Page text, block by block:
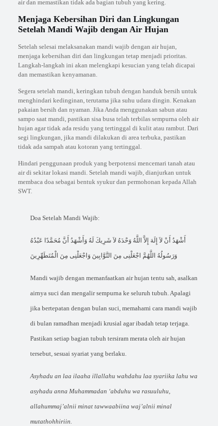
air dan memastikan tidak ada bagian tubuh yang kering.
Menjaga Kebersihan Diri dan Lingkungan
Setelah Mandi Wajib dengan Air Hujan
Setelah selesai melaksanakan mandi wajib dengan air hujan,
menjaga kebersihan diri dan lingkungan tetap menjadi prioritas.
Langkah-langkah ini akan melengkapi kesucian yang telah dicapai
dan memastikan kenyamanan.
Segera setelah mandi, keringkan tubuh dengan handuk bersih untuk
menghindari kedinginan, terutama jika suhu udara dingin. Kenakan
pakaian bersih dan nyaman. Jika Anda menggunakan sabun atau
sampo saat mandi, pastikan sisa busa telah terbilas sempurna oleh air
hujan agar tidak ada residu yang tertinggal di kulit atau rambut. Dari
segi lingkungan, jika mandi dilakukan di area terbuka, pastikan
tidak ada sampah atau kotoran yang tertinggal.
Hindari penggunaan produk yang berpotensi mencemari tanah atau
air di sekitar lokasi mandi. Setelah mandi wajib, dianjurkan untuk
membaca doa sebagai bentuk syukur dan permohonan kepada Allah
SWT.
Doa Setelah Mandi Wajib:
أَشْهَدُ أَنْ لاَ إِلَهَ إِلاَّ اللَّهُ وَحْدَهُ لاَ شَرِيكَ لَهُ وَأَشْهَدُ أَنَّ مُحَمَّدًا عَبْدُهُ
وَرَسُولُهُ اللَّهُمَّ اجْعَلْنِى مِنَ التَّوَّابِينَ وَاجْعَلْنِى مِنَ الْمُتَطَهِّرِينَ
Mandi wajib dengan memanfaatkan air hujan tentu sah, asalkan
airnya suci dan mengalir sempurna ke seluruh tubuh. Apalagi
jika bertepatan dengan bulan suci, memahami cara mandi wajib
di bulan ramadhan menjadi krusial agar ibadah tetap terjaga.
Pastikan setiap bagian tubuh tersiram merata oleh air hujan
tersebut, sesuai syariat yang berlaku.
Asyhadu an laa ilaaha illallahu wahdahu laa syariika lahu wa
asyhadu anna Muhammadan ‘abduhu wa rasuuluhu,
allahummaj’alnii minat tawwaabiina waj’alnii minal
mutathohhiriin.